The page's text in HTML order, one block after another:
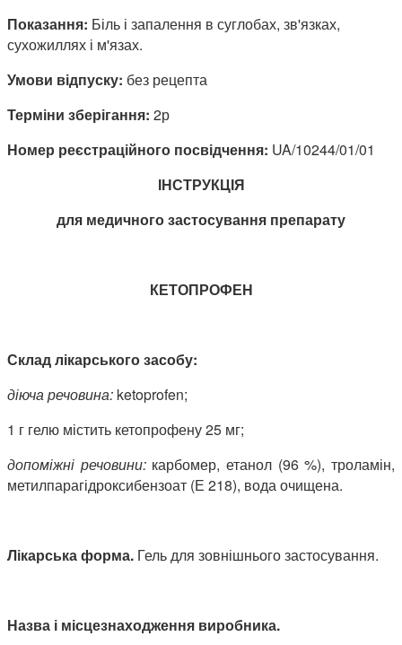
Показання: Біль і запалення в суглобах, зв'язках,
сухожиллях і м'язах.
Умови відпуску: без рецепта
Терміни зберігання: 2р
Номер реєстраційного посвідчення: UA/10244/01/01
ІНСТРУКЦІЯ
для медичного застосування препарату
КЕТОПРОФЕН
Склад лікарського засобу:
діюча речовина: ketoprofen;
1 г гелю містить кетопрофену 25 мг;
допоміжні речовини:карбомер, етанол (96 %), троламін,
метилпарагідроксибензоат (Е 218), вода очищена.
Лікарська форма. Гель для зовнішнього застосування.
Назва і місцезнаходження виробника.